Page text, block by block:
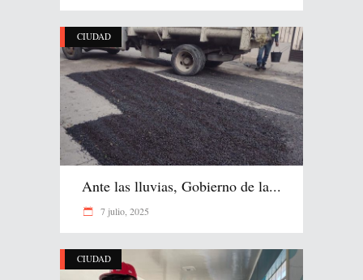
CIUDAD
Ante las lluvias, Gobierno de la...
7 julio, 2025
CIUDAD